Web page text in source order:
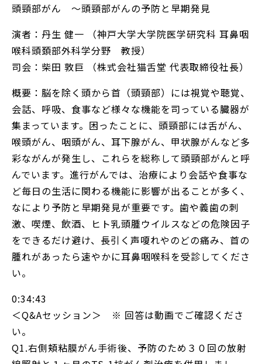
頭頸部がん ～頭頸部がんの予防と早期発見
演者：丹生 健一 （神戸大学大学院医学研究科 耳鼻咽
喉科頭頚部外科学分野 教授）
司会：柴田 敦巨 （株式会社猫舌堂 代表取締役社長）
概要：脳を除く頭から首（頭頸部）には視覚や聴覚、
会話、呼吸、食事など様々な機能を司っている臓器が
集まっています。困ったことに、頭頸部には舌がん、
喉頭がん、咽頭がん、耳下腺がん、甲状腺がんなど多
彩ながんが発生し、これらを総称して頭頸部がんと呼
んでいます。進行がんでは、治療により会話や食事な
ど毎日の生活に関わる機能に影響が出ることが多く、
なにより予防と早期発見が重要です。歯や義歯の刺
激、喫煙、飲酒、ヒト乳頭腫ウイルスなどの危険因子
をできるだけ避け、長引く声嗄れやのどの痛み、首の
腫れがあったら速やかに耳鼻咽喉科を受診してくださ
い。
0:34:43
＜Q&Aセッション＞ ※ 回答は動画でご確認くださ
い。
Q1.右側頬粘膜がん手術後、予防のため３０回の放射